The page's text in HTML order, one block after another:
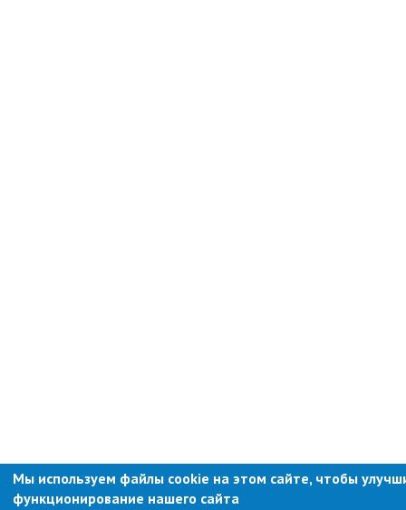
Мы используем файлы cookie на этом сайте, чтобы
функционирование нашего сайта